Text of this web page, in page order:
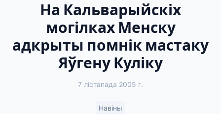
На Кальварыйскіх
могілках Менску
адкрыты помнік мастаку
Яўгену Куліку
7 лістапада 2005 г.
Навіны